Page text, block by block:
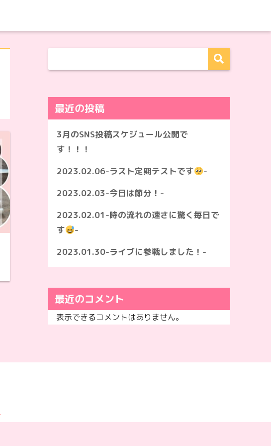
最近の投稿
3月のSNS投稿スケジュール公開で
す！！！
2023.02.06-ラスト定期テストです
-
2023.02.03-今日は節分！-
2023.02.01-時の流れの速さに驚く毎日で
す
-
2023.01.30-ライブに参戦しました！-
最近のコメント
表示できるコメントはありません。